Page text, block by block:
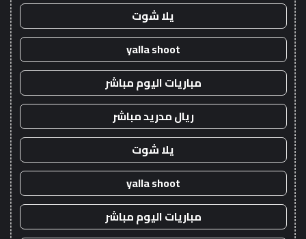
يلا شوت
yalla shoot
مباريات اليوم مباشر
ريال مدريد مباشر
يلا شوت
yalla shoot
مباريات اليوم مباشر